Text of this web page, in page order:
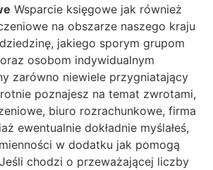
Wsparcie księgowe jak również
na obszarze naszego kraju
jakiego sporym grupom
osobom indywidualnym
zarówno niewiele przygniatający
poznajesz na temat zwrotami,
biuro rozrachunkowe, firma
ewentualnie dokładnie myślałeś,
w dodatku jak pomogą
chodzi o przeważającej liczby